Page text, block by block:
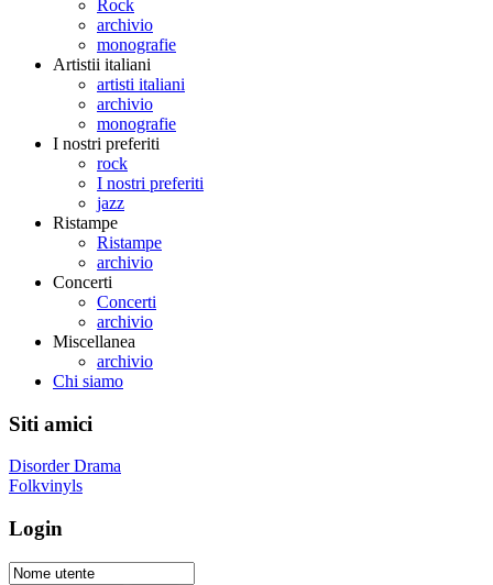
Rock
archivio
monografie
Artistii italiani
artisti italiani
archivio
monografie
I nostri preferiti
rock
I nostri preferiti
jazz
Ristampe
Ristampe
archivio
Concerti
Concerti
archivio
Miscellanea
archivio
Chi siamo
Siti amici
Disorder Drama
Folkvinyls
Login